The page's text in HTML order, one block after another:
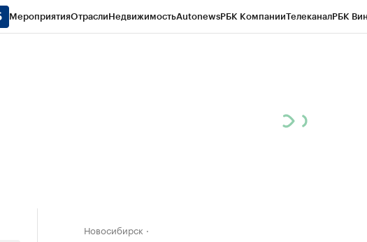
МероприятияОтраслиНедвижимостьAutonewsРБК КомпанииТелеканалРБК
Новосибирск